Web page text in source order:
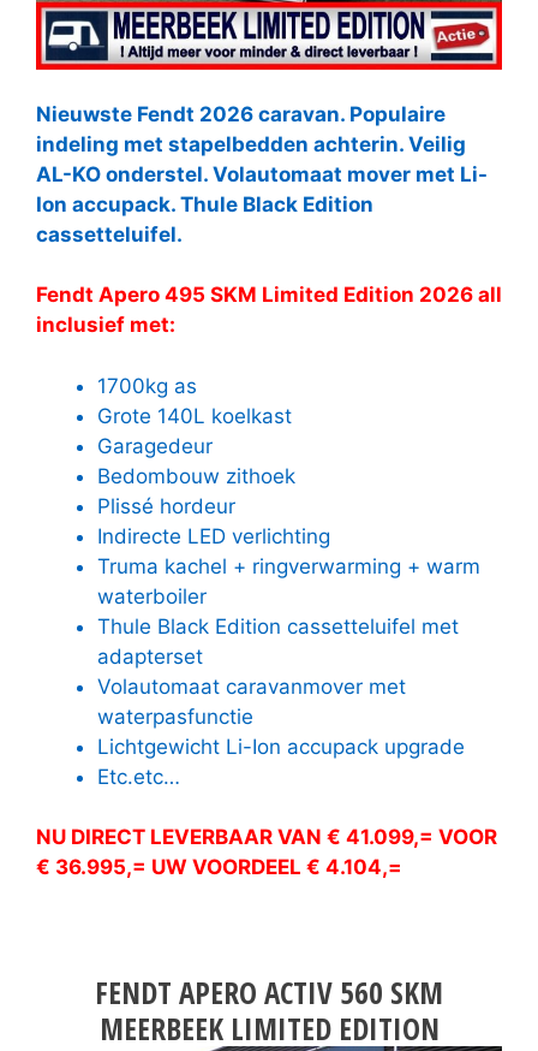
Nieuwste Fendt 2026 caravan. Populaire
indeling met stapelbedden achterin. Veilig
AL-KO onderstel. Volautomaat mover met Li-
Ion accupack. Thule Black Edition
cassetteluifel.
Fendt Apero 495 SKM Limited Edition 2026 all
inclusief met:
1700kg as
Grote 140L koelkast
Garagedeur
Bedombouw zithoek
Plissé hordeur
Indirecte LED verlichting
Truma kachel + ringverwarming + warm
waterboiler
Thule Black Edition cassetteluifel met
adapterset
Volautomaat caravanmover met
waterpasfunctie
Lichtgewicht Li-Ion accupack upgrade
Etc.etc…
NU DIRECT LEVERBAAR VAN € 41.099,= VOOR
€ 36.995,= UW VOORDEEL € 4.104,=
FENDT APERO ACTIV 560 SKM
MEERBEEK LIMITED EDITION